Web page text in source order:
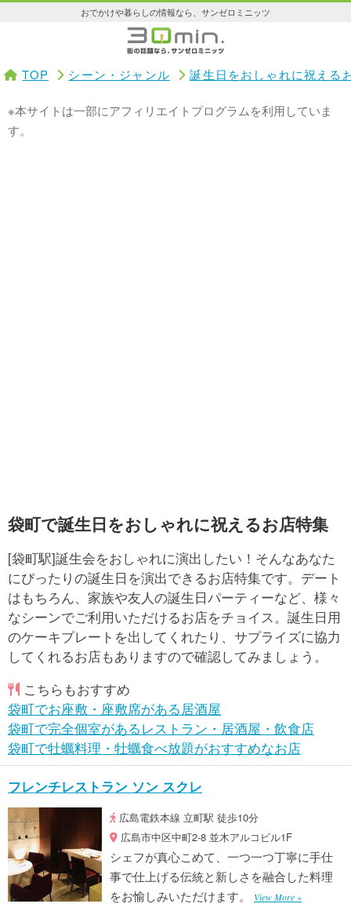
おでかけや暮らしの情報なら、サンゼロミニッツ
TOP シーン・ジャンル 誕生日をおしゃれに祝える
※本サイトは一部にアフィリエイトプログラムを利用していま
す。
袋町で誕生日をおしゃれに祝えるお店特集
[袋町駅]誕生会をおしゃれに演出したい！そんなあなた
にぴったりの誕生日を演出できるお店特集です。デート
はもちろん、家族や友人の誕生日パーティーなど、様々
なシーンでご利用いただけるお店をチョイス。誕生日用
のケーキプレートを出してくれたり、サプライズに協力
してくれるお店もありますので確認してみましょう。
こちらもおすすめ
袋町でお座敷・座敷席がある居酒屋
袋町で完全個室があるレストラン・居酒屋・飲食店
袋町で牡蠣料理・牡蠣食べ放題がおすすめなお店
フレンチレストラン ソン スクレ
広島電鉄本線 立町駅 徒歩10分
広島市中区中町2-8 並木アルコビル1F
シェフが真心こめて、一つ一つ丁寧に手仕
事で仕上げる伝統と新しさを融合した料理
をお愉しみいただけます。
View More »